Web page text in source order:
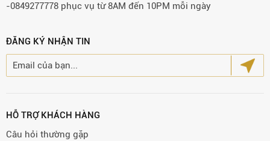
-0849277778 phục vụ từ 8AM đến 10PM mỗi ngày
ĐĂNG KÝ NHẬN TIN
HỖ TRỢ KHÁCH HÀNG
Câu hỏi thường gặp